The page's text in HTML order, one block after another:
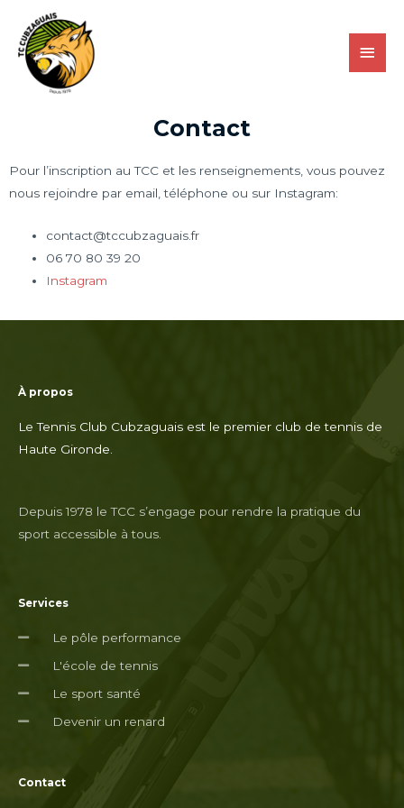
Contact
Pour l’inscription au TCC et les renseignements, vous pouvez
nous rejoindre par email, téléphone ou sur Instagram:
contact@tccubzaguais.fr
06 70 80 39 20
Instagram
À propos
Le Tennis Club Cubzaguais est le premier club de tennis de
Haute Gironde.
Depuis 1978 le TCC s’engage pour rendre la pratique du
sport accessible à tous.
Services
Le pôle performance
L'école de tennis
Le sport santé
Devenir un renard
Contact